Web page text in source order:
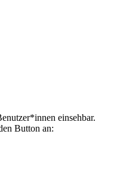
einsehbar.
Button an: